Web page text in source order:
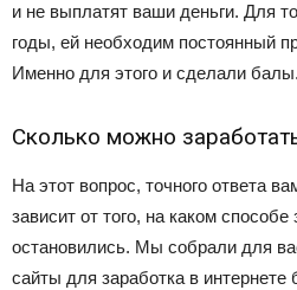
и не выплатят ваши деньги. Для
годы, ей необходим постоянный
Именно для этого и сделали балы.
Сколько можно
На этот вопрос, точного ответа
зависит от того, на каком способе
остановились. Мы собрали для
сайты для заработка в